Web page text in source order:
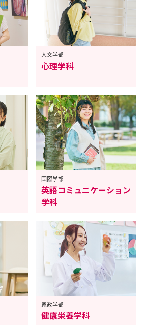
人文学部
心理学科
国際学部
英語コミュニケーション
学科
家政学部
健康栄養学科